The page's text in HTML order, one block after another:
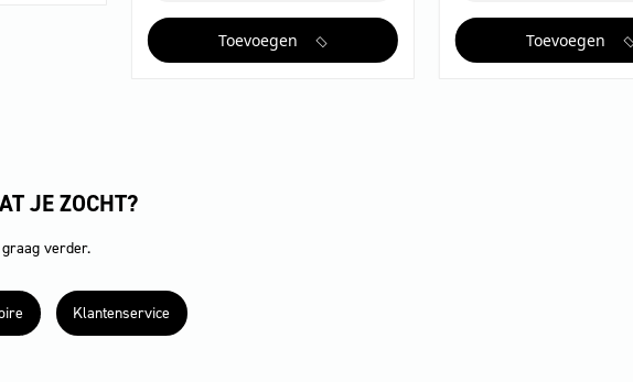
aantal
Toevoegen
aantal
Toevoegen
JE ZOCHT?
verder.
Klantenservice